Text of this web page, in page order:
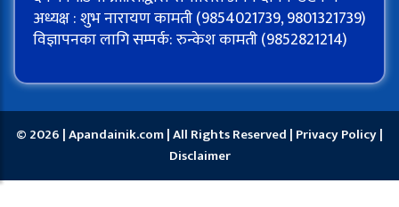
अध्यक्ष : शुभ नारायण कामती (9854021739, 9801321739)
विज्ञापनका लागि सम्पर्क: रुन्केश कामती (9852821214)
© 2026 | Apandainik.com | All Rights Reserved | Privacy Policy|
Disclaimer